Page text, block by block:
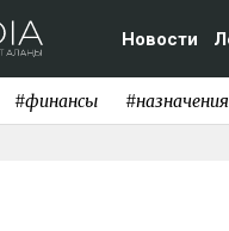
Новости
#финансы #назначения